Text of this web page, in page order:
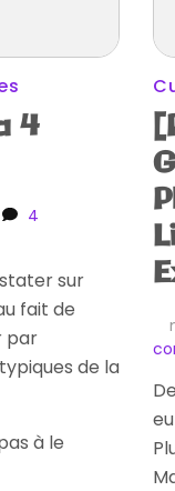
4
4
sur
fait de
par
de la
à le